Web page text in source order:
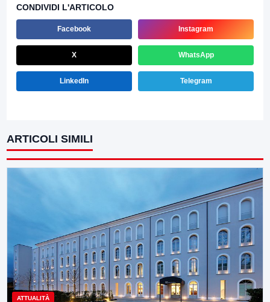
CONDIVIDI L'ARTICOLO
Facebook Instagram
X WhatsApp
LinkedIn Telegram
ARTICOLI SIMILI
ATTUALITÀ